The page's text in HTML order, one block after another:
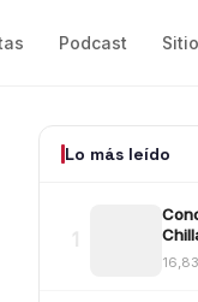
Podcast
Lo más leído